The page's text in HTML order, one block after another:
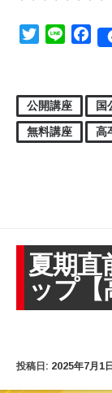
TwitterLine
公開講座 国
無料講座
高
夏期直
ップ【
投稿日: 2025年7月1日